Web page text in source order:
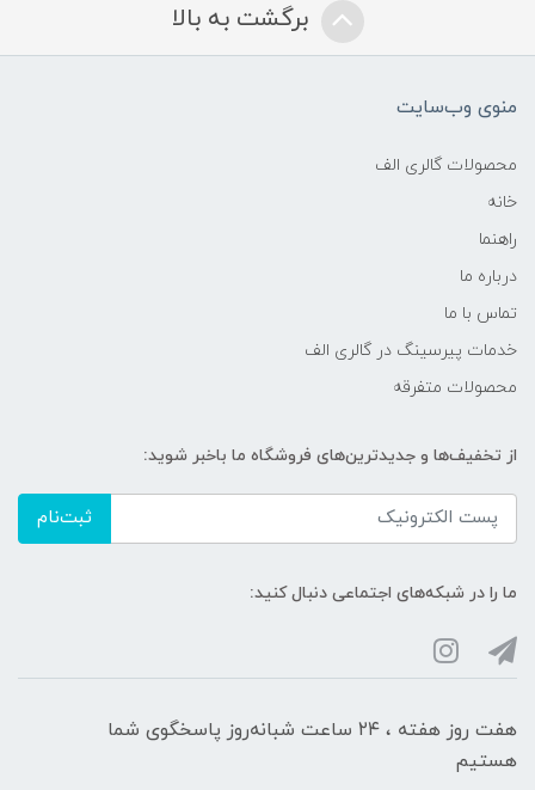
برگشت به بالا
منوی وب‌سایت
محصولات گالری الف
خانه
راهنما
درباره ما
تماس با ما
خدمات پیرسینگ در گالری الف
محصولات متفرقه
از تخفیف‌ها و جدیدترین‌های فروشگاه ما باخبر شوید:
ثبت‌نام
ما را در شبکه‌های اجتماعی دنبال کنید:
هفت روز هفته ، ۲۴ ساعت شبانه‌روز پاسخگوی شما
هستیم